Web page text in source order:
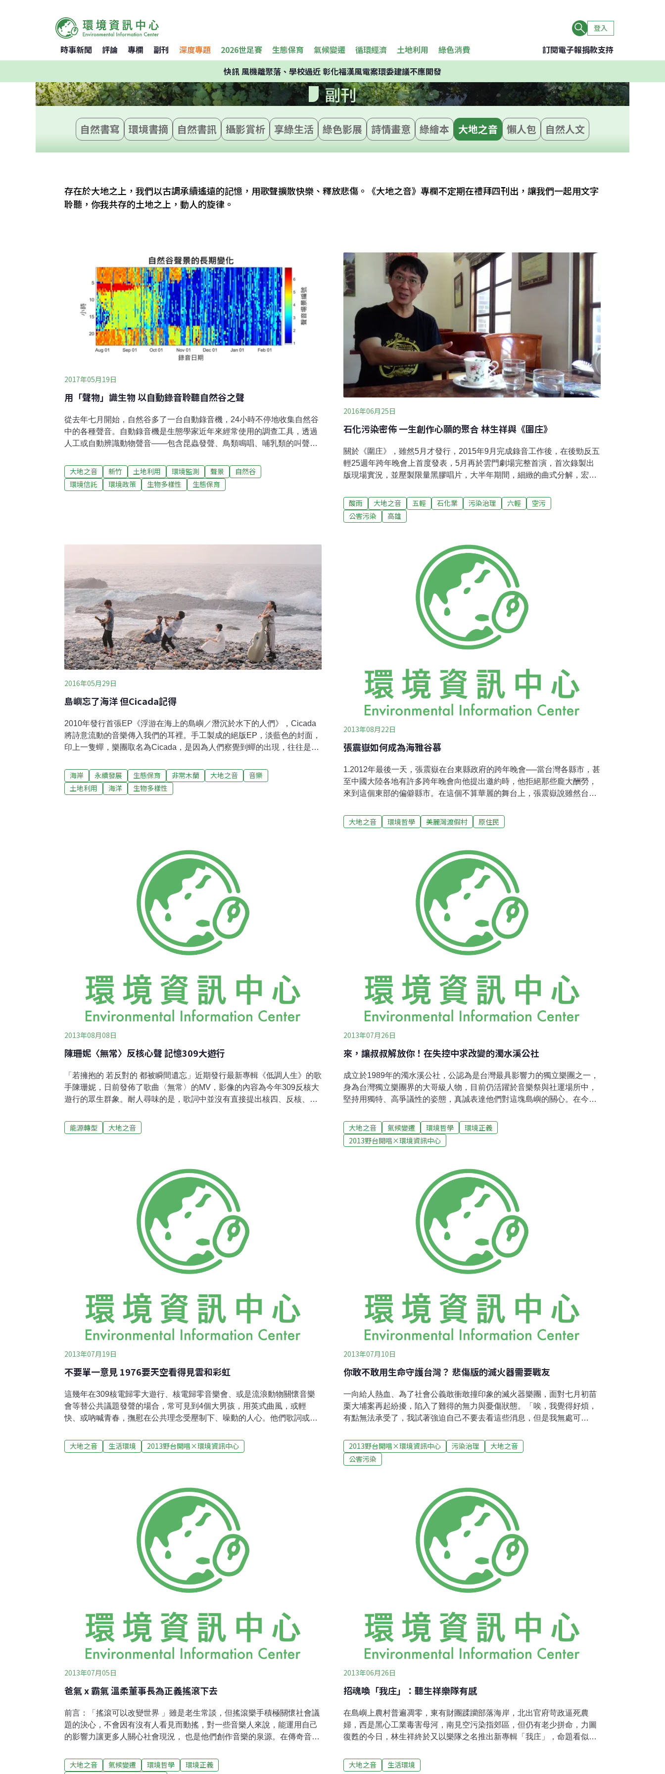
登入
時事新聞 評論 專欄 副刊 深度專題 2026世足賽 生態保育 氣候變遷 循環經濟 土地利用 綠色消費 訂閱電子報捐款支持
快訊風機離聚落、學校過近 彰化福漢風電案環委建議不應開發
副刊
自然書寫 環境書摘 自然書訊 攝影賞析 享綠生活 綠色影展 詩情畫意 綠繪本 大地之音 懶人包 自然人文
存在於大地之上，我們以古調承續遙遠的記憶，用歌聲擴散快樂、釋放悲傷。《大地之音》專欄不定期在禮拜四刊出，讓我們一起用文字
聆聽，你我共存的土地之上，動人的旋律。
2017年05月19日
用「聲物」識生物 以自動錄音聆聽自然谷之聲
從去年七月開始，自然谷多了一台自動錄音機，24小時不停地收集自然谷
中的各種聲音。自動錄音機是生態學家近年來經常使用的調查工具，透過
人工或自動辨識動物聲音——包含昆蟲發聲、鳥類鳴唱、哺乳類的叫聲
之外，也可以從環境音（如風聲、雨聲）了解氣候、雨量的變化，還可以
透過偵測人為噪音來進一步調查開發行為或人類活動對當地生態環境產生
的潛在影響。由於自動錄音機可以長時間佈放在各種環境，又能針對環境
大地之音 新竹 土地利用 環境監測 聲景
自然谷
環境信託
環境政策 生物多樣性 生態保育
2016年06月25日
石化污染密佈 一生創作心願的聚合 林生祥與《圍庄》
關於《圍庄》，雖然5月才發行，2015年9月完成錄音工作後，在後勁反五
輕25週年跨年晚會上首度發表，5月再於雲門劇場完整首演，首次錄製出
版現場實況，並壓製限量黑膠唱片，大半年期間，細緻的曲式分解，宏偉
了有這麼一套概念雙唱片等著聽。然而林生祥直言，其實到現在還有點脫
離不出那份精疲力竭的感覺，周旋石化工業這個污染議題如此沉重。6月
25日晚上，生祥樂隊回到高雄演出，燈暗曲終之後，或且將心空白，聽音
入個人音樂生涯20周年紀念，林生祥樸素的創作姿態，一如往昔堅持唱出
土地的聲音。攝影：林倩如。出版募資、概念專輯的進擊睽違兩年多，從
《我庄》到《圍庄》，即便擁有多項金曲獎殊榮，生祥樂隊在今日時局，
依舊必須面對諸多試煉。其一即是，群眾募資的挑戰。《圍庄》搞大變雙
唱片成本提高，自己先
酸雨 大地之音 五輕 石化業 污染治理 六輕
空污
公害污染
高雄
2016年05月29日
島嶼忘了海洋 但Cicada記得
2010年發行首張EP《浮游在海上的島嶼／潛沉於水下的人們》，Cicada
將詩意流動的音樂傳入我們的耳裡。手工製成的絕版EP，淡藍色的封面，
印上一隻蟬，樂團取名為Cicada，是因為人們察覺到蟬的出現，往往是聽
中提琴、大提琴，加上一把木吉他。以江致潔為創作核心，五年間陸續發
行了《散落的時光》、《一起走吧》、《邊境消逝》、《仰望海平面》，
年初剛推出《Farewell》，精選過去專輯的曲目，重新編曲錄音，雖名為
海岸 永續發展 生態保育 非常木蘭 大地之音
音樂
土地利用
海洋 生物多樣性
2013年08月22日
張震嶽如何成為海雅谷慕
1.2012年最後一天，張震嶽在台東縣政府的跨年晚會──當台灣各縣市，甚
至中國大陸各地有許多跨年晚會向他提出邀約時，他拒絕那些龐大酬勞，
來到這個東部的偏僻縣市。在這個不算華麗的舞台上，張震嶽說雖然台東
次當他環島時都被湛藍的海水感動，「如果沒有這片海洋，我來這邊騎
車、衝浪有什麼意義？」「沒有錯，我都跟大家一樣都希望台東能有很好
到平衡點。在座的親朋好友，這些都是我們要去努力的。」接著，他唱起
了這首歌：「小女孩別哭」。這正是屬於台東的歌：「在不遠處 他們的
家 機胎怪手 轟隆隆地響 白色布條 隨著風無言的抗爭 家不見了hai ye
hai ye ya ho yi ya na ya yo 那魯灣 na yi ya na ya yo 熟悉回家路 何時變
得殘破 小女孩你別哭 牽
大地之音 環境哲學 美麗灣渡假村 原住民
2013年08月08日
陳珊妮〈無常〉反核心聲 記憶309大遊行
「若擁抱的 若反對的 都被瞬間遺忘」近期發行最新專輯《低調人生》的歌
手陳珊妮，日前發佈了歌曲〈無常〉的MV，影像的內容為今年309反核大
遊行的眾生群象。耐人尋味的是，歌詞中並沒有直接提出核四、反核、核
的309大遊行，在全國北中南東同時串連舉行，約有22萬個人參與其中，
而當時陳珊妮也低調的在人群中行走著。陳珊妮在七月中旬的生日演唱會
者非常契合，於是搭配合作，成為這樣一支MV。彭文星在作品的連結中表
示，「反核的影片是紀錄著那些需要一再被提醒的團結力量，我們深信這
些信念都是藏在每一個人，讓我們這樣的訴求能夠持續更久。」「當生死
無常 一切從頭思想 萬物會消逝 說相同卻都不一樣」在影像中放慢速度的
能源轉型 大地之音
2013年07月26日
來，讓叔叔解放你！在失控中求改變的濁水溪公社
成立於1989年的濁水溪公社，公認為是台灣最具影響力的獨立樂團之一，
身為台灣獨立樂團界的大哥級人物，目前仍活躍於音樂祭與社運場所中，
堅持用獨特、高爭議性的姿態，真誠表達他們對這塊島嶼的關心。在今年
顧歷年來濁水溪在野台令人印象中的演出，今年會發生怎樣的狀況，讓人
好奇。濁水溪公社走過20多年，包括了左派、張國璽、徐千秀、應蔚民等
等知名音樂人，甚至影評人但唐謨，都曾經參與其中，成員來去之間，目
出「台客搖滾」精神早在「台客」一詞在台灣廣為流行之前，濁水溪公社
就以台客作為原型的樂團，音樂結合了硬蕊、龐克、噪音、草根、民謠、
那卡西等元素。小柯解釋，在濁水溪成軍之時，正是台灣剛解嚴，在解放
的風氣中，不管是外來的刺激，或是本土思潮的揚起，身在其中的濁水溪
大地之音 氣候變遷 環境哲學
環境正義
2013野台開唱×環境資訊中心
2013年07月19日
不要單一意見 1976要天空看得見雲和彩虹
這幾年在309核電歸零大遊行、核電歸零音樂會、或是流浪動物關懷音樂
會等替公共議題發聲的場合，常可見到4個大男孩，用英式曲風，或輕
快、或吶喊青春，撫慰在公共理念受壓制下、噪動的人心。他們歌詞或許
社、夾子小應那麼繽紛繚亂，他們就像鄰家男孩般文藝又低調，不想太出
鋒頭卻又不會讓你無視他的話語，他們是1976。台灣大型搖滾音樂祭先驅
會，1976是期待的。主唱阿凱（陳瑞凱）其實很關切核電問題，特別是這
兩三年走入婚姻、初為人父之後，更能體會替下一代維護環境的重要性。
核電風險「應該是priority最高的。因為幾乎沒有後悔的餘地。」
大地之音 生活環境 2013野台開唱×環境資訊中心
2013年07月10日
你敢不敢用生命守護台灣？ 悲傷版的滅火器需要戰友
一向給人熱血、為了社會公義敢衝敢撞印象的滅火器樂團，面對七月初苗
栗大埔案再起紛擾，陷入了難得的無力與憂傷狀態。「唉，我覺得好煩，
有點無法承受了，我試著強迫自己不要去看這些消息，但是我無處可
台灣現況的焦慮，似乎正如新歌〈欲走無路〉中所唱的「欲走無路 欲叫無
聲 無奈的心情 過著這款的生活 繼續下去我會沒生命」。「因為這些是對
的事情阿。」不管是早期的守護樂生、到去年在士林王家被警察抬走，
抱著一份對改變的期待而不停聲援及參與。「可是為什麼大多數的人還是
無所謂？」挫敗、難過的心情感染了團員，四位陽光男孩陷入了一片低氣
壓。「參加那麼多抗爭，但有時就只是等著警察來抬，主流媒體也不會報
導，面對這些很扯的事情這個社會更是習慣遺忘。我一直在問『我還可以
幫上什麼忙？』」楊大正說出心聲，
2013野台開唱×環境資訊中心 污染治理
大地之音
公害污染
2013年07月05日
爸氣 x 霸氣 溫柔董事長為正義搖滾下去
前言：「搖滾可以改變世界 」雖是老生常談，但搖滾樂手積極關懷社會議
題的決心，不會因有沒有人看見而動搖，對一些音樂人來說，能運用自己
的影響力讓更多人關心社會現況， 也是他們創作音樂的泉源。在傳奇音樂
有想法的樂團們！「樂團的時代來臨了！」2000年時亂彈阿翔在金曲獎典
禮上如此宣告，十多年來台灣樂團也的確蓬勃發展，每年大小音樂祭熱鬧
大地之音 氣候變遷 環境哲學
環境正義
2013年06月26日
招魂喚「我庄」：聽生祥樂隊有感
在島嶼上農村普遍凋零，東有財團蹂躪部落海岸，北出官府苛政逼死農
婦，西是黑心工業毒害母河，南見空污染指郊區，但仍有老少拼命，力圖
復甦的今日，林生祥終於又以樂隊之名推出新專輯「我庄」，命題看似狹
宏深切的觀點。這張專輯是林生祥自交工樂隊以來的作品中，首度啟用電
吉他，尤其是大竹研選擇的粗野卻內含晶瑩的音色，在各曲情境上都精準
大地之音 生活環境